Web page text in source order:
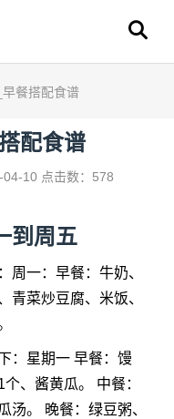
餐搭配食谱
配食谱
04-10 点击数：578
到周五
周一：早餐：牛奶、
青菜炒豆腐、米饭、
：星期一 早餐：馒
、酱黄瓜。 中餐：
汤。 晚餐：绿豆粥、